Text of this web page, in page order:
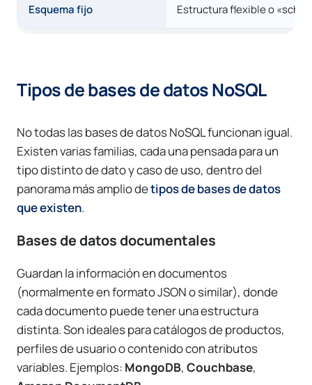
Esquema fijo Estructura flexible o
Tipos de bases de datos NoSQL
No todas las bases de datos NoSQL funcionan igual.
Existen varias familias, cada una pensada para un
tipo distinto de dato y caso de uso, dentro del
panorama más amplio detipos de bases de datos
que existen.
Bases de datos documentales
Guardan la información en documentos
(normalmente en formato JSON o similar), donde
cada documento puede tener una estructura
distinta. Son ideales para catálogos de productos,
perfiles de usuario o contenido con atributos
variables. Ejemplos: MongoDB, Couchbase,